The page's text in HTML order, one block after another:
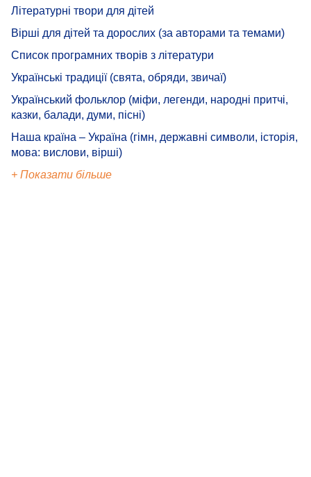
Літературні твори для дітей
Вірші для дітей та дорослих (за авторами та темами)
Список програмних творів з літератури
Українські традиції (свята, обряди, звичаї)
Український фольклор (міфи, легенди, народні притчі,
казки, балади, думи, пісні)
Наша країна – Україна (гімн, державні символи, історія,
мова: вислови, вірші)
+ Показати більше